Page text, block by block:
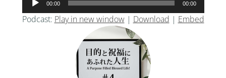
声
プ
00:00 00:00
Podcast: Play in new window| Download | Embed